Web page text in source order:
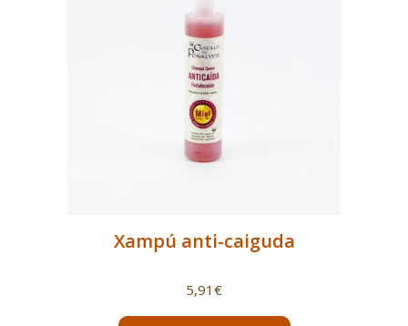
Xampú anti-caiguda
5,91 €